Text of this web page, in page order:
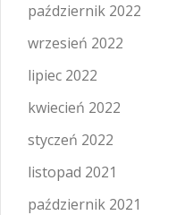
październik 2022
wrzesień 2022
lipiec 2022
kwiecień 2022
styczeń 2022
listopad 2021
październik 2021